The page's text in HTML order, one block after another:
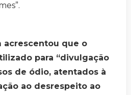
acrescentou que o
para “divulgação
de ódio, atentados à
ao desrespeito ao